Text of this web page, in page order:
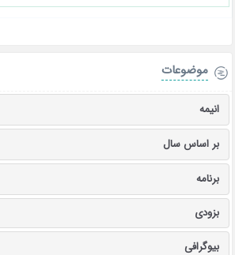
موضوعات
انیمه
بر اساس سال
برنامه
بزودی
بیوگرافی